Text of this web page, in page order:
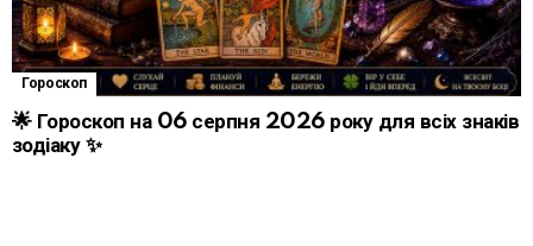
Гороскоп
🌟 Гороскоп на 06 серпня 2026 року для всіх знаків
зодіаку ✨